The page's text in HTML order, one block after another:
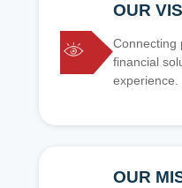
OUR
Connecting
financial
experience.
OUR